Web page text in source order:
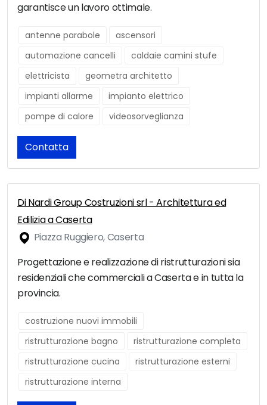
garantisce un lavoro ottimale.
antenne parabole
ascensori
automazione cancelli
caldaie camini stufe
elettricista
geometra architetto
impianti allarme
impianto elettrico
pompe di calore
videosorveglianza
Contatta
Di Nardi Group Costruzioni srl - Architettura ed
Edilizia a Caserta
Piazza Ruggiero, Caserta
Progettazione e realizzazione di ristrutturazioni sia
residenziali che commerciali a Caserta e in tutta la
provincia.
costruzione nuovi immobili
ristrutturazione bagno
ristrutturazione completa
ristrutturazione cucina
ristrutturazione esterni
ristrutturazione interna